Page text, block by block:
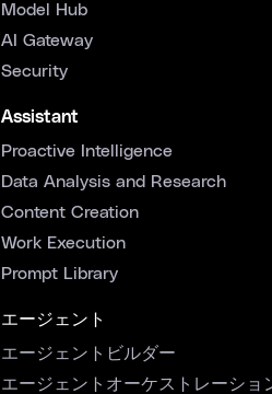
Model Hub
AI Gateway
Security
Assistant
Proactive Intelligence
Data Analysis and Research
Content Creation
Work Execution
Prompt Library
エージェント
エージェントビルダー
エージェントオーケストレーショ